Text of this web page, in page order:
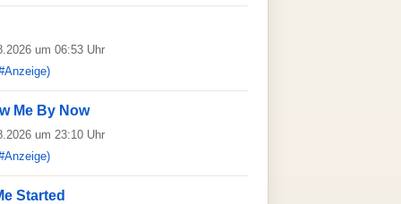
um 06:53 Uhr
Me By Now
um 23:10 Uhr
Started